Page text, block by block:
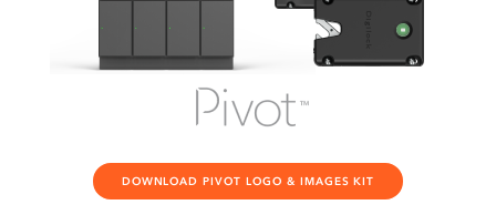
DOWNLOAD PIVOT LOGO & IMAGES KIT